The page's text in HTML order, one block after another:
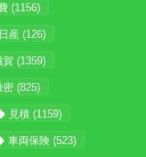
(1156)
日産 (126)
賀 (1359)
密 (825)
見積 (1159)
車両保険 (523)